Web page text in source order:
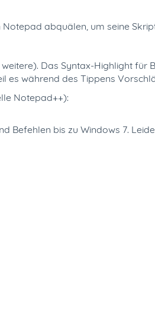
abquälen, um seine
Das Syntax-Highlight für
es während des Tippens
Notepad++):
Befehlen bis zu Windows 7.